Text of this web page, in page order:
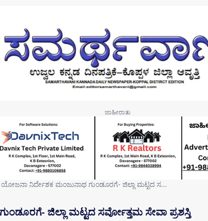
ಯೋಜನಾ ನಿರ್ದೇಶಕ ಮಂಜುನಾಥ ಗುಂಡೂರಗೆ- ಜಿಲ್ಲಾ ಮಟ್ಟದ ಸ…
ಜಿಲ್ಲಾ ಮಟ್ಟದ ಸರ್ವೋತ್ತಮ ಸೇವಾ ಪ್ರಶಸ್ತಿ